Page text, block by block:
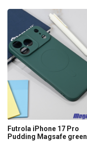
Futrola iPhone 17 Pro
Pudding Magsafe green